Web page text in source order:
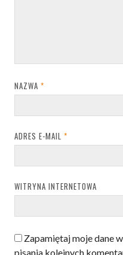
NAZWA *
ADRES E-MAIL *
WITRYNA INTERNETOWA
Zapamiętaj moje dane
pisania kolejnych